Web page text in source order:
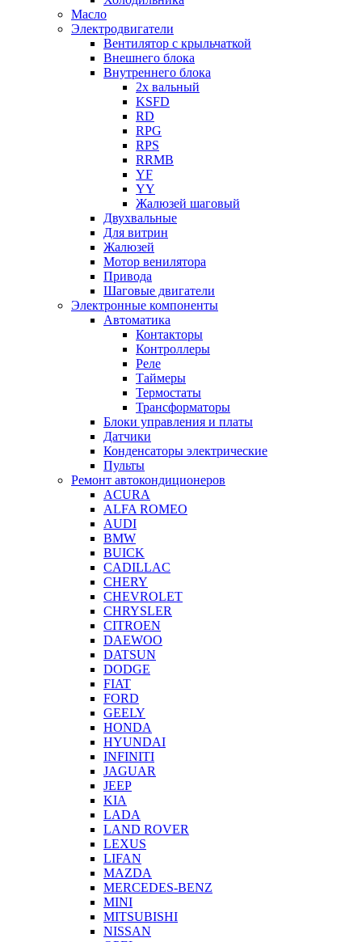
Масло
Электродвигатели
Вентилятор с крыльчаткой
Внешнего блока
Внутреннего блока
2х вальный
KSFD
RD
RPG
RPS
RRMB
YF
YY
Жалюзей шаговый
Двухвальные
Для витрин
Жалюзей
Мотор венилятора
Привода
Шаговые двигатели
Электронные компоненты
Автоматика
Контакторы
Контроллеры
Реле
Таймеры
Термостаты
Трансформаторы
Блоки управления и платы
Датчики
Конденсаторы электрические
Пульты
Ремонт автокондиционеров
ACURA
ALFA ROMEO
AUDI
BMW
BUICK
CADILLAC
CHERY
CHEVROLET
CHRYSLER
CITROEN
DAEWOO
DATSUN
DODGE
FIAT
FORD
GEELY
HONDA
HYUNDAI
INFINITI
JAGUAR
JEEP
KIA
LADA
LAND ROVER
LEXUS
LIFAN
MAZDA
MERCEDES-BENZ
MINI
MITSUBISHI
NISSAN